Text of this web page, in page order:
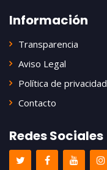
Información
Transparencia
Aviso Legal
Política de privacidad
Contacto
Redes Sociales